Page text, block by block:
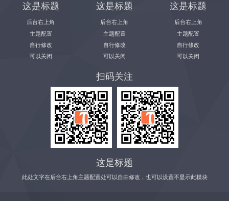
这是标题
后台右上角
主题配置
自行修改
可以关闭
这是标题
后台右上角
主题配置
自行修改
可以关闭
这是标题
后台右上角
主题配置
自行修改
可以关闭
扫码关注
这是标题
此处文字在后台右上角主题配置处可以自由修改，也可以设置不显示此模块